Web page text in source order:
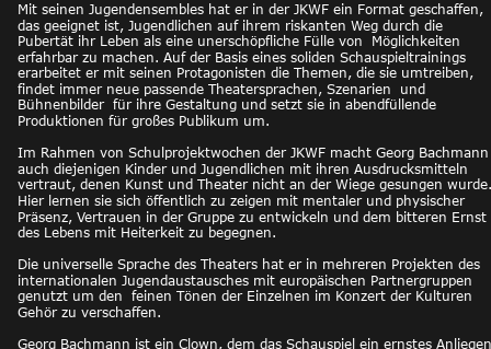
Mit seinen Jugendensembles hat er in der JKWF ein Format geschaffen,
das geeignet ist, Jugendlichen auf ihrem riskanten Weg durch die
Pubertät ihr Leben als eine unerschöpfliche Fülle von  Möglichkeiten
erfahrbar zu machen. Auf der Basis eines soliden Schauspieltrainings
erarbeitet er mit seinen Protagonisten die Themen, die sie umtreiben,
findet immer neue passende Theatersprachen, Szenarien  und
Bühnenbilder  für ihre Gestaltung und setzt sie in abendfüllende
Produktionen für großes Publikum um.
Im Rahmen von Schulprojektwochen der JKWF macht Georg
auch diejenigen Kinder und Jugendlichen mit ihren Ausdrucksmitteln
vertraut, denen Kunst und Theater nicht an der Wiege gesungen
Hier lernen sie sich öffentlich zu zeigen mit mentaler und physischer
Präsenz, Vertrauen in der Gruppe zu entwickeln und dem bitteren Ernst
des Lebens mit Heiterkeit zu begegnen.
Die universelle Sprache des Theaters hat er in mehreren Projekten des
internationalen Jugendaustausches mit europäischen Partnergruppen
genutzt um den  feinen Tönen der Einzelnen im Konzert der Kulturen
Gehör zu verschaffen.
Georg Bachmann ist ein Clown, dem das Schauspiel ein ernstes